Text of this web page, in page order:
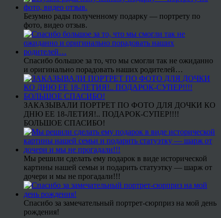
Безумно рады полученному подарку — портрету по
фото, видео отзыв.
Спасибо большое за то, что мы смогли так не ожиданно
и оригинально порадовать наших родителей…
ЗАКАЗЫВАЛИ ПОРТРЕТ ПО ФОТО ДЛЯ ДОЧКИ КО
ДНЮ ЕЕ 18-ЛЕТИЯ!.. ПОДАРОК-СУПЕР!!!!
БОЛЬШОЕ СПАСИБО!
Мы решили сделать ему подарок в виде исторической
картины нашей семьи и подарить статуэтку — шарж от
дочери и мы не прогадали!!!
Спасибо за замечательный портрет-сюрприз на мой день
рождения!